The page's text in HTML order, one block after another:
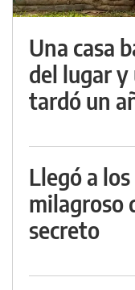
Una casa
del lugar
tardó un
Llegó a los
milagroso
secreto